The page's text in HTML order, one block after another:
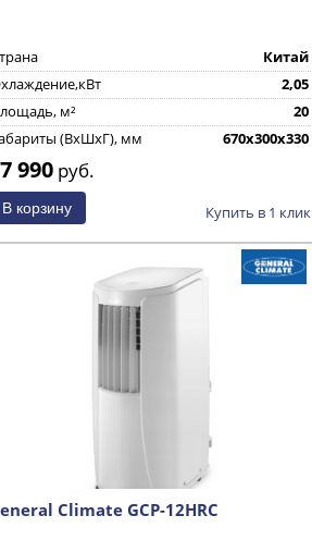
Китай
2,05
м²
20
(ВхШхГ), мм
670х300х330
990 руб.
Купить в 1 клик
Climate GCP-12HRC